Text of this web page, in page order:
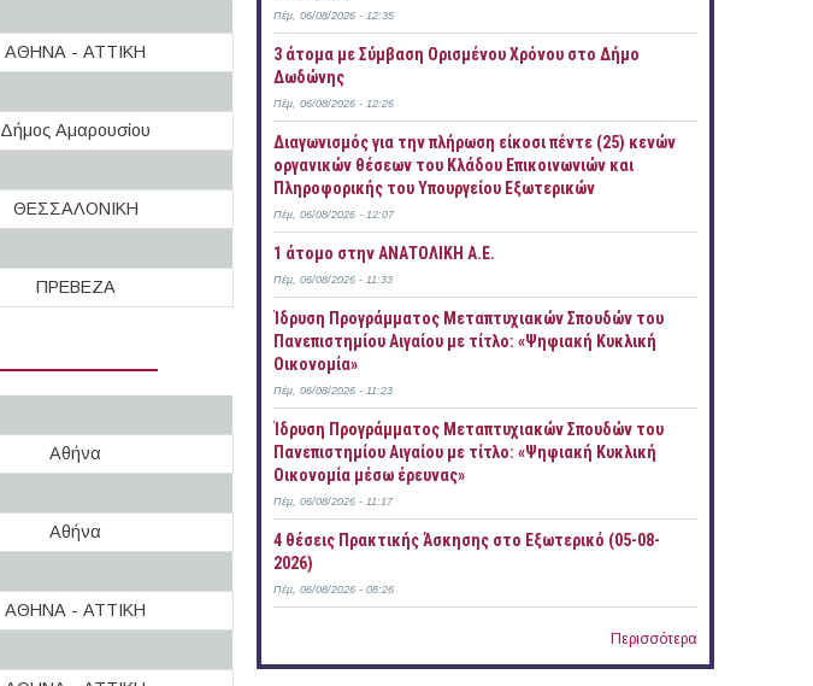
ΑΘΗΝΑ - ΑΤΤΙΚΗ
Δήμος Αμαρουσίου
ΘΕΣΣΑΛΟΝΙΚΗ
ΠΡΕΒΕΖΑ
Αθήνα
Αθήνα
ΑΘΗΝΑ - ΑΤΤΙΚΗ
Πέμ, 06/08/2026 - 12:35
3 άτομα με Σύμβαση Ορισμένου Χρόνου στο Δήμο
Δωδώνης
Πέμ, 06/08/2026 - 12:26
Διαγωνισμός για την πλήρωση είκοσι πέντε (25) κενών
οργανικών θέσεων του Κλάδου Επικοινωνιών και
Πληροφορικής του Υπουργείου Εξωτερικών
Πέμ, 06/08/2026 - 12:07
1 άτομο στην ΑΝΑΤΟΛΙΚΗ Α.Ε.
Πέμ, 06/08/2026 - 11:33
Ίδρυση Προγράμματος Μεταπτυχιακών Σπουδών του
Πανεπιστημίου Αιγαίου με τίτλο: «Ψηφιακή Κυκλική
Οικονομία»
Πέμ, 06/08/2026 - 11:23
Ίδρυση Προγράμματος Μεταπτυχιακών Σπουδών του
Πανεπιστημίου Αιγαίου με τίτλο: «Ψηφιακή Κυκλική
Οικονομία μέσω έρευνας»
Πέμ, 06/08/2026 - 11:17
4 θέσεις Πρακτικής Άσκησης στο Εξωτερικό (05-08-
2026)
Πέμ, 06/08/2026 - 08:26
Περισσότερα